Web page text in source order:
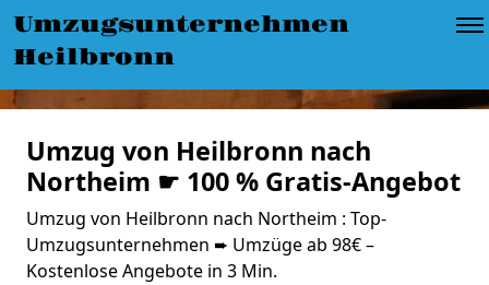
Umzugsunternehmen
Heilbronn
Umzug von Heilbronn nach
Northeim ☛ 100 % Gratis-Angebot
Umzug von Heilbronn nach Northeim : Top-
Umzugsunternehmen ➨ Umzüge ab 98€ –
Kostenlose Angebote in 3 Min.